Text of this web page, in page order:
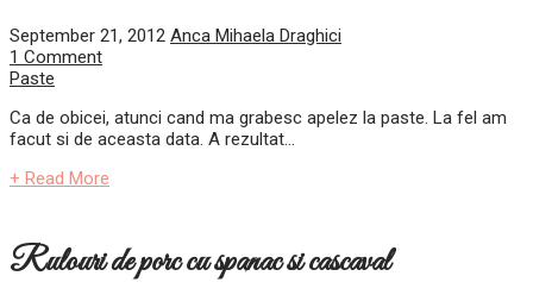
September 21, 2012 Anca Mihaela Draghici
1 Comment
Paste
Ca de obicei, atunci cand ma grabesc apelez la paste. La fel am
facut si de aceasta data. A rezultat...
+ Read More
Rulouri de porc cu spanac si cascaval